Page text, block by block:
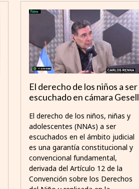
El derecho de los niños a ser
escuchado en cámara Gesell
El derecho de los niños, niñas y
adolescentes (NNAs) a ser
escuchados en el ámbito judicial
es una garantía constitucional y
convencional fundamental,
derivada del Artículo 12 de la
Convención sobre los Derechos